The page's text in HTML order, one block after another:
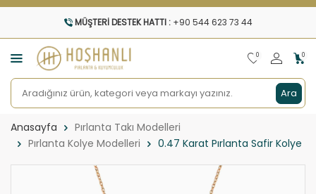
MÜŞTERI DESTEK HATTI : +90 544 623 73 44
Ara
0 0
Anasayfa
Pırlanta Takı Modelleri
Pırlanta Kolye Modelleri
0.47 Karat Pırlanta Safir Kolye